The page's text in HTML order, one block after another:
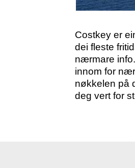
Costkey er
dei fleste
nærmare
innom for
nøkkelen på
deg vert for